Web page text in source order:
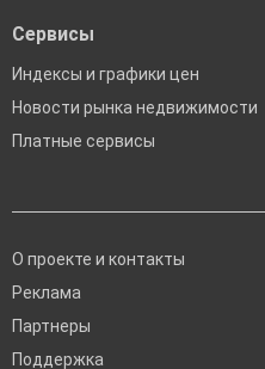
Сервисы
Индексы и графики цен
Новости рынка недвижимости
Платные сервисы
О проекте и контакты
Реклама
Партнеры
Поддержка